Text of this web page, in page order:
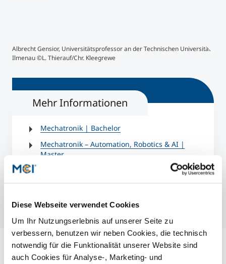
Diese Webseite verwendet Cookies
Um Ihr Nutzungserlebnis auf unserer Seite zu
verbessern, benutzen wir neben Cookies, die technisch
notwendig für die Funktionalität unserer Website sind
auch Cookies für Analyse-, Marketing- und
Albrecht Gensior, Universitätsprofessor an der Technischen Universität
Ilmenau ©L. Thierauf/Chr. Kleegrewe
Mehr Informationen
Mechatronik | Bachelor
Mechatronik – Automation, Robotics & AI |
Master
Mechatronik – Smart Technologies | Master